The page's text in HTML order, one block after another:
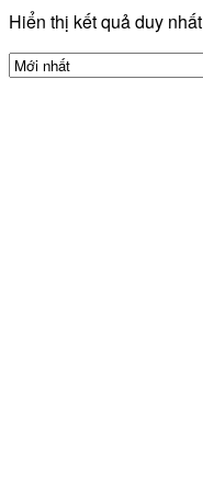
Hiển thị kết quả duy nhất